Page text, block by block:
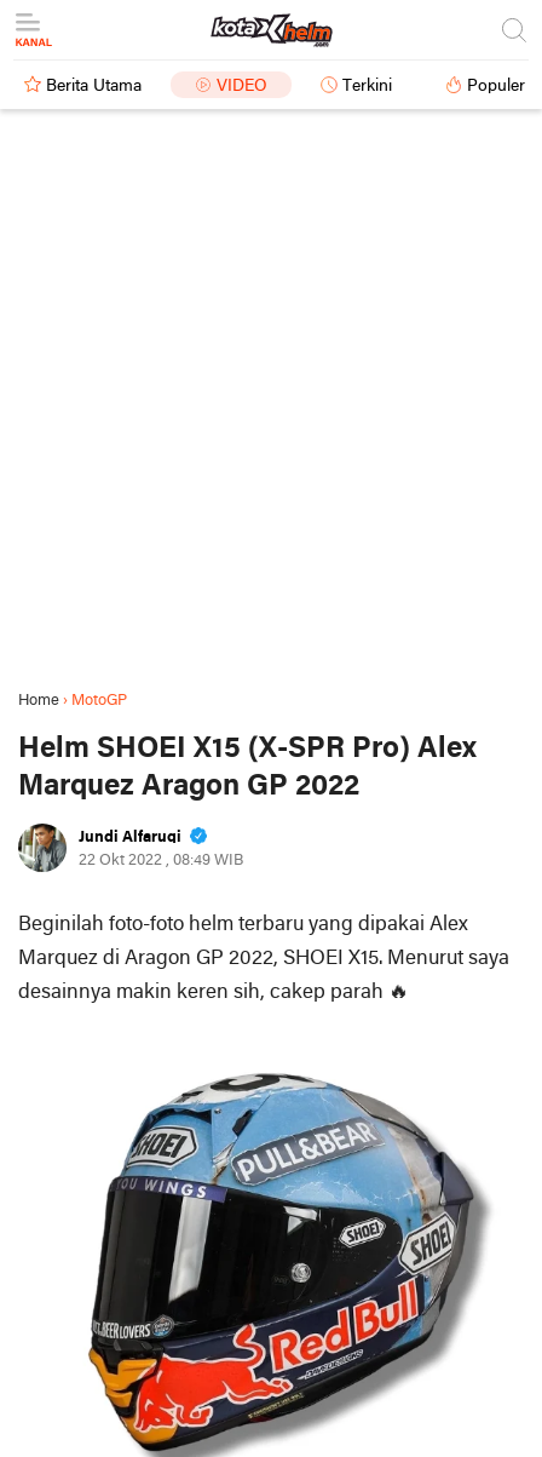
Berita Utama VIDEO Terkini Populer
Home › MotoGP
Helm SHOEI X15 (X-SPR Pro) Alex
Marquez Aragon GP 2022
Jundi Alfaruqi
22 Okt 2022 , 08:49 WIB
Beginilah foto-foto helm terbaru yang dipakai Alex
Marquez di Aragon GP 2022, SHOEI X15. Menurut saya
desainnya makin keren sih, cakep parah 🔥